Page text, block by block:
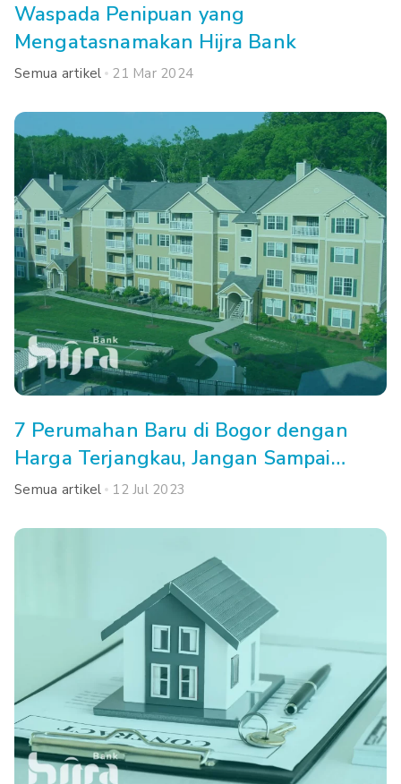
Waspada Penipuan yang
Mengatasnamakan Hijra Bank
Semua artikel 21 Mar 2024
7 Perumahan Baru di Bogor dengan
Harga Terjangkau, Jangan Sampai
Kehabisan!
Semua artikel 12 Jul 2023